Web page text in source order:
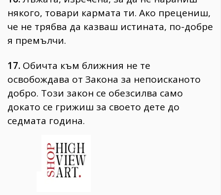
някого, товари кармата ти. Ако прецениш,
че не трябва да казваш истината, по-добре
я премълчи.
17. Обичта към ближния не те
освобождава от Закона за непоисканото
добро. Този закон се обезсилва само
докато се грижиш за своето дете до
седмата година.